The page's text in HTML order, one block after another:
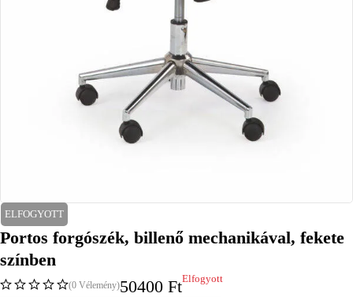
ELFOGYOTT
Portos forgószék, billenő mechanikával, fekete
színben
(0 Vélemény)50400 FtElfogyott